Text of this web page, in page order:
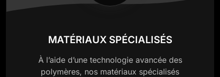
MATÉRIAUX SPÉCIALISÉS
À l’aide d’une technologie avancée des
polymères, nos matériaux spécialisés